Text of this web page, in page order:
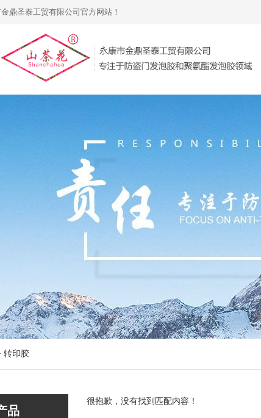
鼎圣泰工贸有限公司官方网站！
转印胶
品
很抱歉，没有找到匹配内容！